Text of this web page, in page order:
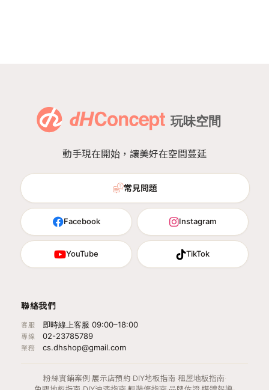
動手現在開始，讓美好在空間蔓延
常見問題
Facebook Instagram
YouTube TikTok
聯絡我們
客服 即時線上客服 09:00–18:00
專線 02-23785789
業務 cs.dhshop@gmail.com
粉絲實鋪案例·展示店預約·DIY地板指南 ·租屋地板指南·